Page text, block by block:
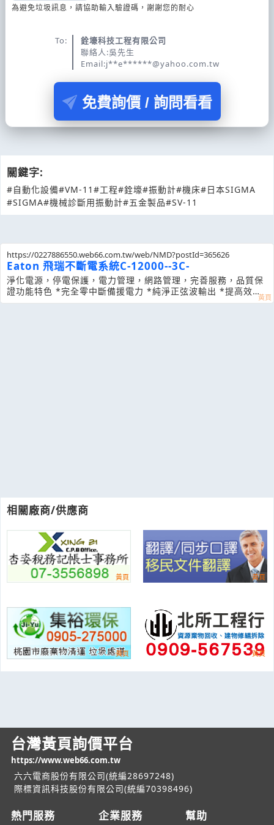
相關廠商/供應商
為避免垃圾訊息，請協助輸入驗證碼，謝謝您的耐心
To:
銓壕科技工程有限公司
聯絡人:吳先生
Email:j**e******@yahoo.com.tw
免費詢價 / 詢問看看
關鍵字:
#自動化設備#VM-11 #工程#銓壕#振動計#機床#日本SIGMA
#SIGMA#機械診斷用振動計#五金製品#SV-11
https://0227886550.web66.com.tw/web/NMD?postId=365626
Eaton 飛瑞不斷電系統C-12000--3C-
淨化電源，停電保護，電力管理，網路管理，完善服務，品質保
證功能特色 *完全零中斷備援電力 *純淨正弦波輸出 *提高效率
節省用電
台灣黃頁詢價平台
https://www.web66.com.tw
六六電商股份有限公司(統編28697248)
際標資訊科技股份有限公司(統編70398496)
熱門服務 企業服務 幫助